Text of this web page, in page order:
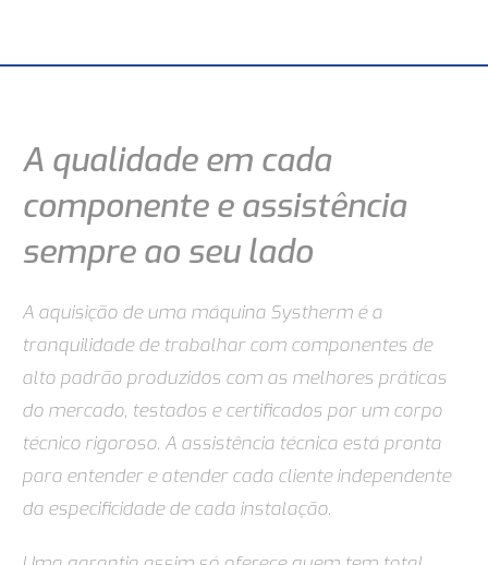
A qualidade em cada
componente e assistência
sempre ao seu lado
A aquisição de uma máquina Systherm é a
tranquilidade de trabalhar com componentes de
alto padrão produzidos com as melhores práticas
do mercado, testados e certificados por um corpo
técnico rigoroso. A assistência técnica está pronta
para entender e atender cada cliente independente
da especificidade de cada instalação.